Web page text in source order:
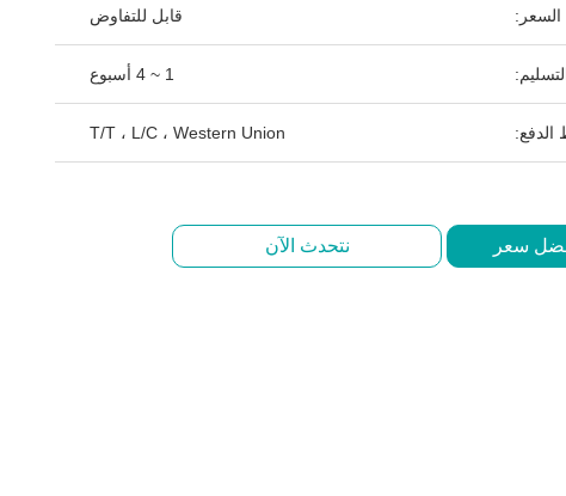
السعر: قابل للتفاوض
1 ~ 4 أسبوع
T/T ، L/C ، Western Union
سعر نتحدث الآن